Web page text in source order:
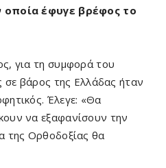
οποία έφυγε βρέφος το
για τη συμφορά του
σε βάρος της Ελλάδας ήταν
Έλεγε: «Θα
να εξαφανίσουν την
της Ορθοδοξίας θα